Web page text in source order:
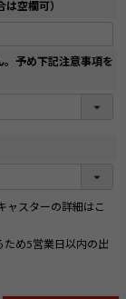
空欄可）
予め下記注意事項を
ャスターの詳細はこ
め5営業日以内の出